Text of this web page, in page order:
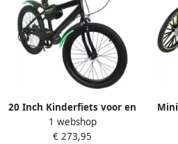
20 Inch Kinderfiets voor en
Premium Mountainbike
voor Outdoor Sport
1 webshop
€ 273,95